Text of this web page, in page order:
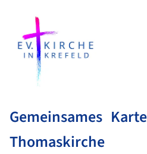
Gemeinsames
Thomaskirche